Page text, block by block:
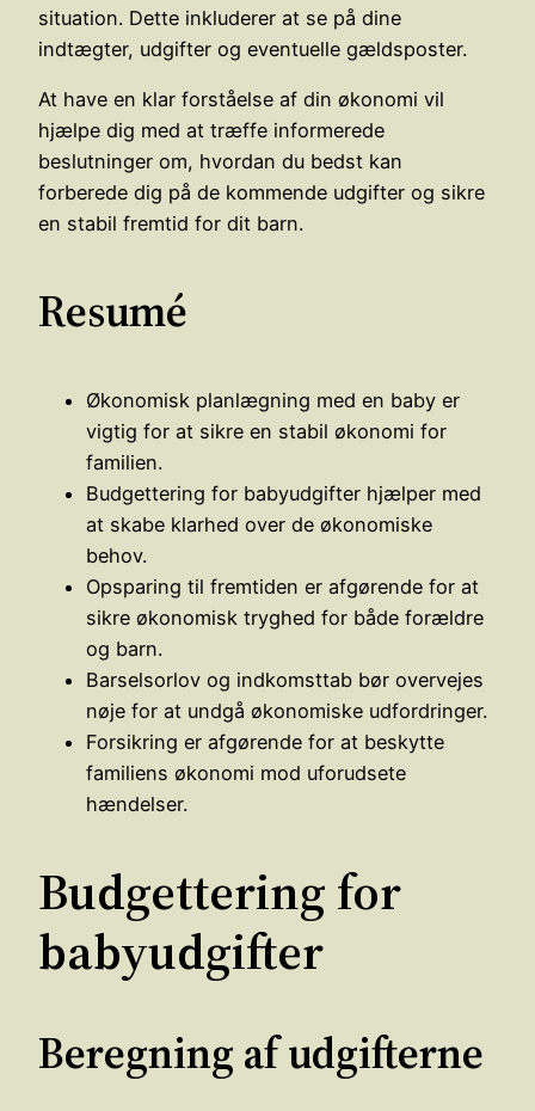
situation. Dette inkluderer at se på dine
indtægter, udgifter og eventuelle gældsposter.
At have en klar forståelse af din økonomi vil
hjælpe dig med at træffe informerede
beslutninger om, hvordan du bedst kan
forberede dig på de kommende udgifter og sikre
en stabil fremtid for dit barn.
Resumé
Økonomisk planlægning med en baby er
vigtig for at sikre en stabil økonomi for
familien.
Budgettering for babyudgifter hjælper med
at skabe klarhed over de økonomiske
behov.
Opsparing til fremtiden er afgørende for at
sikre økonomisk tryghed for både forældre
og barn.
Barselsorlov og indkomsttab bør overvejes
nøje for at undgå økonomiske udfordringer.
Forsikring er afgørende for at beskytte
familiens økonomi mod uforudsete
hændelser.
Budgettering for
babyudgifter
Beregning af udgifterne